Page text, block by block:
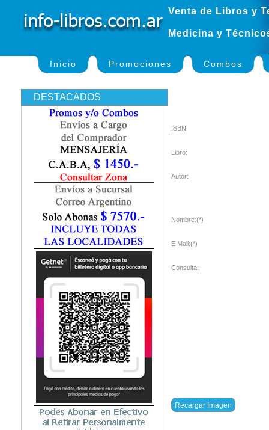
Venta de Libros y
Medicina y
Inicio Promociones Combos
DESTACADOS
ISBN:
Libro:
Autor:
Nombre:(*)
E Mail:(*)
Consulta: